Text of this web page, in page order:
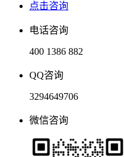
点击咨询
电话咨询
400 1386 882
QQ咨询
3294649706
微信咨询